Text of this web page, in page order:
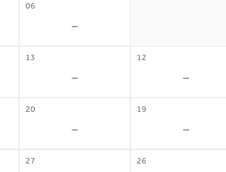
06
-
12
-
13
-
19
-
20
-
26
27